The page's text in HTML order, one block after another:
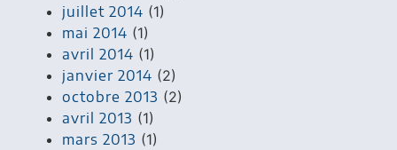
juillet 2014 (1)
mai 2014 (1)
avril 2014 (1)
janvier 2014 (2)
octobre 2013 (2)
avril 2013 (1)
mars 2013 (1)